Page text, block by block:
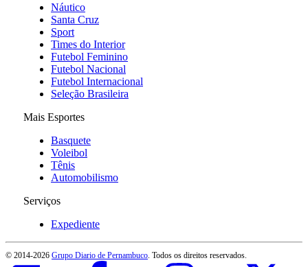
Náutico
Santa Cruz
Sport
Times do Interior
Futebol Feminino
Futebol Nacional
Futebol Internacional
Seleção Brasileira
Mais Esportes
Basquete
Voleibol
Tênis
Automobilismo
Serviços
Expediente
© 2014-2026 Grupo Diario de Pernambuco . Todos os direitos reservados.